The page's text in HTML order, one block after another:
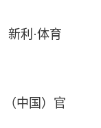
新利·体育
（中国）官